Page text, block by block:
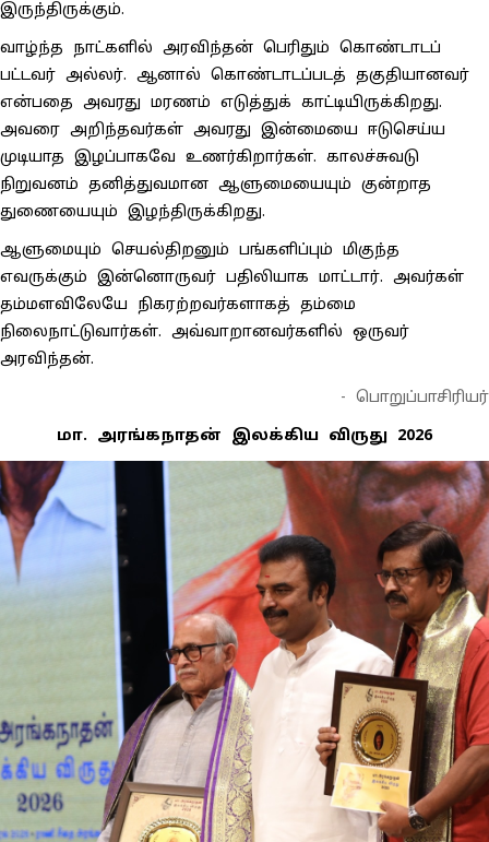
இருந்திருக்கும்.
வாழ்ந்த நாட்களில் அரவிந்தன் பெரிதும் கொண்டாடப்
பட்டவர் அல்லர். ஆனால் கொண்டாடப்படத் தகுதியானவர்
என்பதை அவரது மரணம் எடுத்துக் காட்டியிருக்கிறது.
அவரை அறிந்தவர்கள் அவரது இன்மையை ஈடுசெய்ய
முடியாத இழப்பாகவே உணர்கிறார்கள். காலச்சுவடு
நிறுவனம் தனித்துவமான ஆளுமையையும் குன்றாத
துணையையும் இழந்திருக்கிறது.
ஆளுமையும் செயல்திறனும் பங்களிப்பும் மிகுந்த
எவருக்கும் இன்னொருவர் பதிலியாக மாட்டார். அவர்கள்
தம்மளவிலேயே நிகரற்றவர்களாகத் தம்மை
நிலைநாட்டுவார்கள். அவ்வாறானவர்களில் ஒருவர்
அரவிந்தன்.
- பொறுப்பாசிரியர்
மா. அரங்கநாதன் இலக்கிய விருது 2026